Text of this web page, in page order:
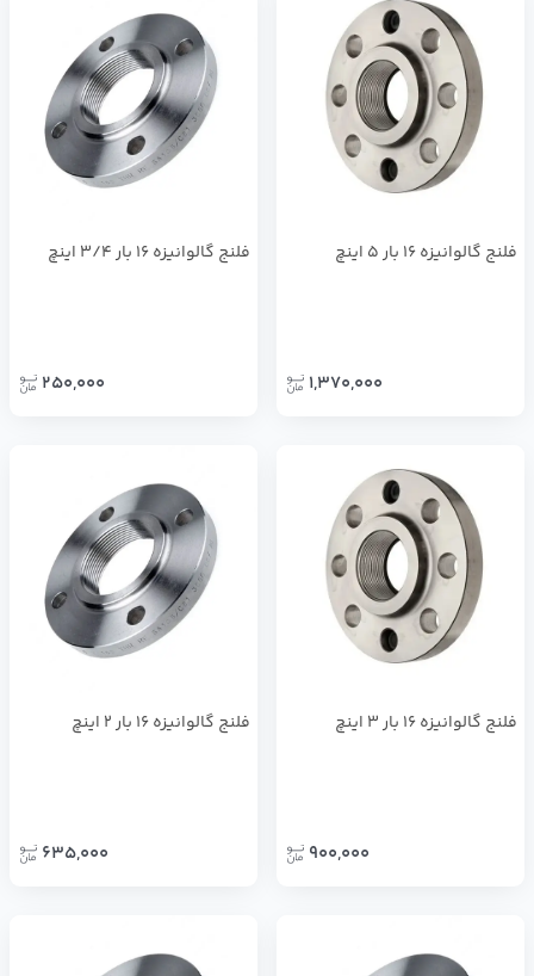
فلنج گالوانيزه 16 بار 5 اينچ
1,370,000
فلنج گالوانيزه 16 بار 3/4 اينچ
250,000
فلنج گالوانيزه 16 بار 3 اينچ
900,000
فلنج گالوانيزه 16 بار 2 اينچ
635,000